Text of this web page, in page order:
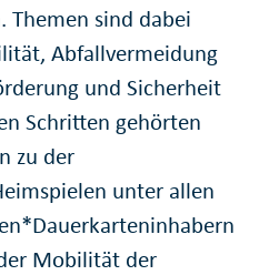
Themen sind dabei
Abfallvermeidung
und Sicherheit
Schritten gehörten
zu der
unter allen
Mobilität der